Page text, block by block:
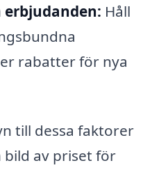
erbjudanden: Håll
rabatter för nya
till dessa faktorer
bild av priset för